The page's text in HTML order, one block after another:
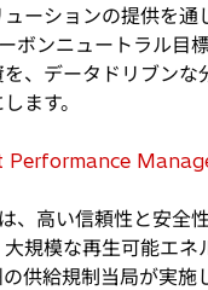
ーションの提供を通
ボンニュートラル目
、データドリブンな
ます。
Performance
、高い信頼性と安全
規模な再生可能エネ
供給規制当局が実施